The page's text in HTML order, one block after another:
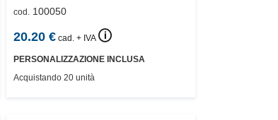
cod. 100050
20.20€ cad. + IVA 🛈
PERSONALIZZAZIONE INCLUSA
Acquistando 20 unità